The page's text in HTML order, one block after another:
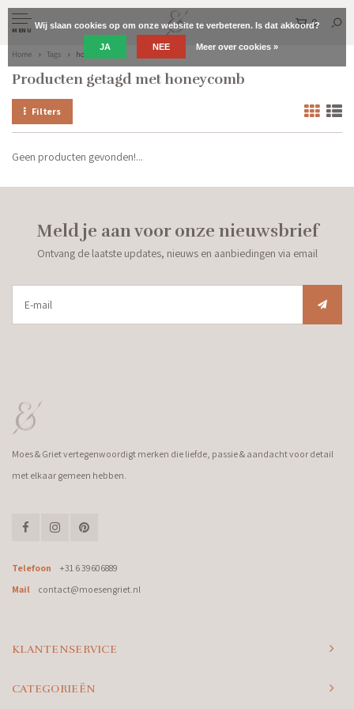
MENU
0
Home Tags honeycomb
Producten getagd met honeycomb
Filters
Geen producten gevonden!...
Meld je aan voor onze nieuwsbrief
Ontvang de laatste updates, nieuws en aanbiedingen via email
Moes & Griet vertegenwoordigt merken die liefde, passie & aandacht voor detail
met elkaar gemeen hebben.
Telefoon
+31 6 39606889
Mail
contact@moesengriet.nl
KLANTENSERVICE
CATEGORIEËN
Wij slaan cookies op om onze website te verbeteren. Is dat akkoord?
JA NEE Meer over cookies »